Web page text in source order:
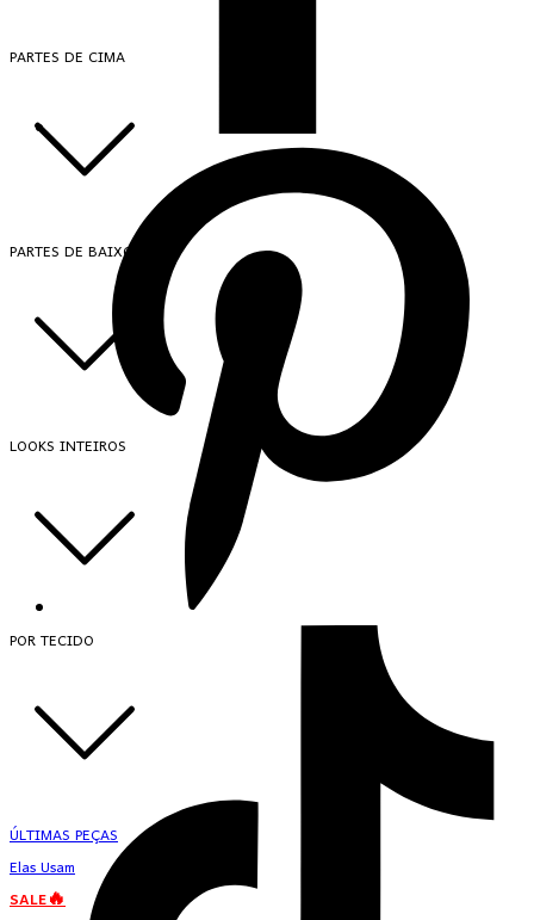
PARTES DE CIMA
PARTES DE BAIXO
LOOKS INTEIROS
POR TECIDO
ÚLTIMAS PEÇAS
Elas Usam
SALE🔥